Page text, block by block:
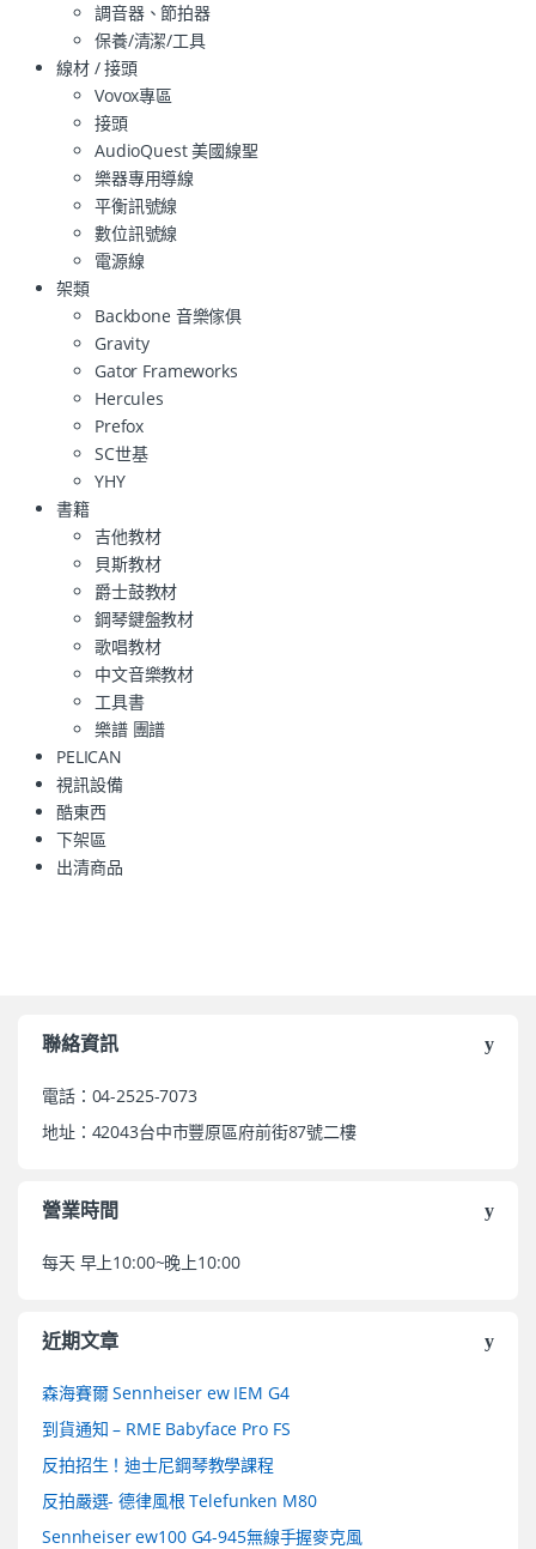
調音器、節拍器
保養/清潔/工具
線材 / 接頭
Vovox專區
接頭
AudioQuest 美國線聖
樂器專用導線
平衡訊號線
數位訊號線
電源線
架類
Backbone 音樂傢俱
Gravity
Gator Frameworks
Hercules
Prefox
SC世基
YHY
書籍
吉他教材
貝斯教材
爵士鼓教材
鋼琴鍵盤教材
歌唱教材
中文音樂教材
工具書
樂譜 團譜
PELICAN
視訊設備
酷東西
下架區
出清商品
聯絡資訊
電話：04-2525-7073
地址：42043台中市豐原區府前街87號二樓
營業時間
每天 早上10:00~晚上10:00
近期文章
森海賽爾 Sennheiser ew IEM G4
到貨通知 – RME Babyface Pro FS
反拍招生！迪士尼鋼琴教學課程
反拍嚴選- 德律風根 Telefunken M80
Sennheiser ew100 G4-945無線手握麥克風